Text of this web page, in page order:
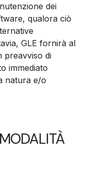
dei
qualora ciò
GLE fornirà al
preavviso di
immediato
natura e/o